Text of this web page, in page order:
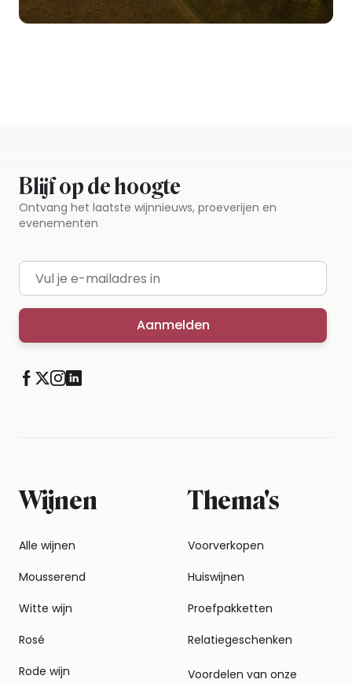
Blijf op de hoogte
Ontvang het laatste wijnnieuws, proeverijen en
evenementen
E-mailadres
Aanmelden
Wijnen
Alle wijnen
Mousserend
Witte wijn
Rosé
Rode wijn
Thema's
Voorverkopen
Huiswijnen
Proefpakketten
Relatiegeschenken
Voordelen van onze